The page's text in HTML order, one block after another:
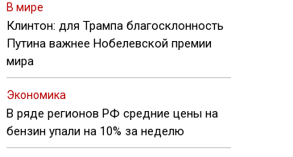
В мире
Клинтон: для Трампа благосклонность
Путина важнее Нобелевской премии
мира
Экономика
В ряде регионов РФ средние цены на
бензин упали на 10% за неделю